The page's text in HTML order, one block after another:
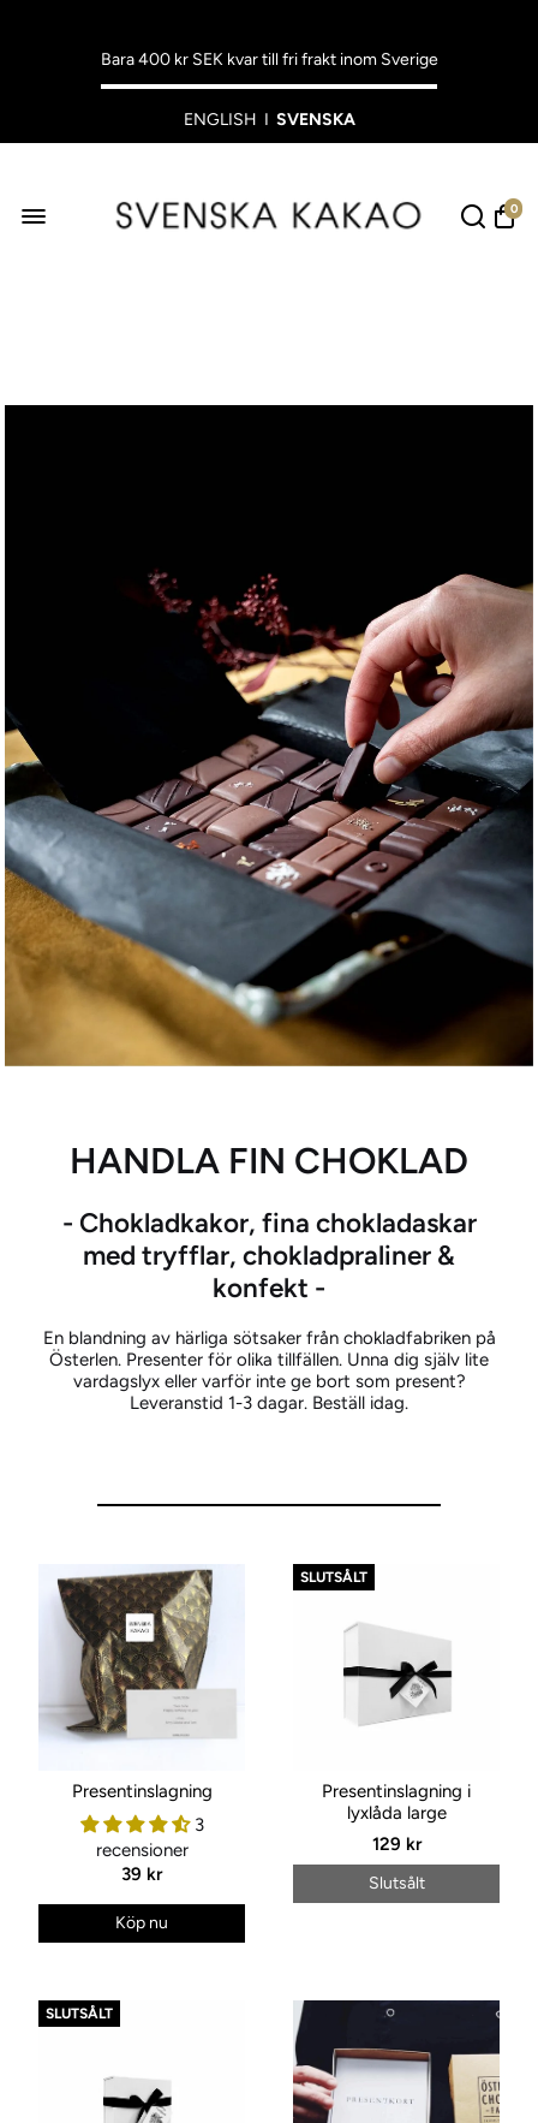
Bara400 kr SEKkvar till fri frakt inom Sverige
ENGLISH I SVENSKA
0
HANDLA FIN CHOKLAD
- Chokladkakor, fina chokladaskar
med tryfflar, chokladpraliner &
konfekt -
En blandning av härliga sötsaker från chokladfabriken på
Österlen. Presenter för olika tillfällen. Unna dig själv lite
vardagslyx eller varför inte ge bort som present?
Leveranstid 1-3 dagar. Beställ idag.
Presentinslagning
3
recensioner
39 kr
Köp nu
SLUTSÅLT
Presentinslagning i
lyxlåda large
129 kr
Slutsålt
SLUTSÅLT